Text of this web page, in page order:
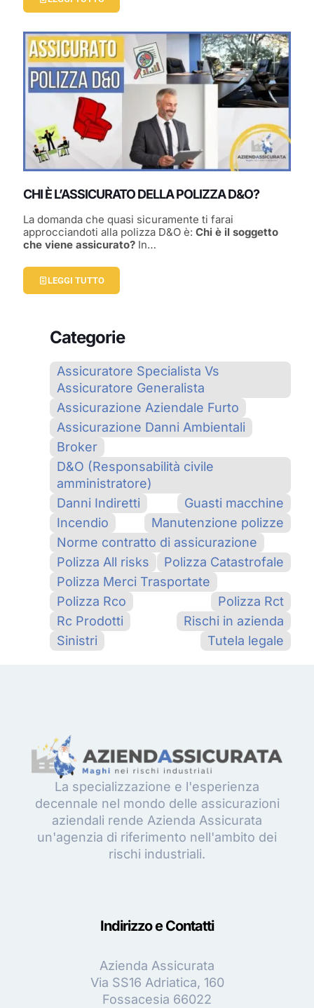
CHI È L’ASSICURATO DELLA POLIZZA D&O?
La domanda che quasi sicuramente ti farai
approcciandoti alla polizza D&O è: Chi è il soggetto
che viene assicurato? In…
LEGGI TUTTO
Categorie
Assicuratore Specialista Vs
Assicuratore Generalista
Assicurazione Aziendale Furto
Assicurazione Danni Ambientali
Broker
D&O (Responsabilità civile
amministratore)
Danni Indiretti
Guasti macchine
Incendio
Manutenzione polizze
Norme contratto di assicurazione
Polizza All risks
Polizza Catastrofale
Polizza Merci Trasportate
Polizza Rco
Polizza Rct
Rc Prodotti
Rischi in azienda
Sinistri
Tutela legale
La specializzazione e l'esperienza
decennale nel mondo delle assicurazioni
aziendali rende Azienda Assicurata
un'agenzia di riferimento nell'ambito dei
rischi industriali.
Indirizzo e Contatti
Azienda Assicurata
Via SS16 Adriatica, 160
Fossacesia 66022